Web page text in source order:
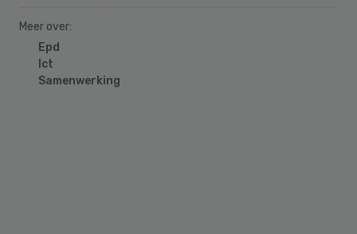
Meer over:
Epd
Ict
Samenwerking